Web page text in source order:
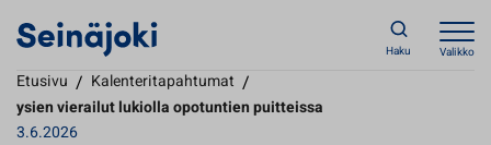
Haku Valikko
Etusivu / Kalenteritapahtumat /
ysien vierailut lukiolla opotuntien puitteissa
3.6.2026